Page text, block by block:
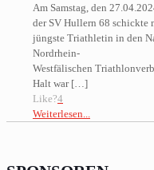
Am Samstag, den
der SV Hullern 68 schickte
jüngste Triathletin in den
Nordrhein-
Westfälischen
Halt war[…]
Like?4
Weiterlesen...